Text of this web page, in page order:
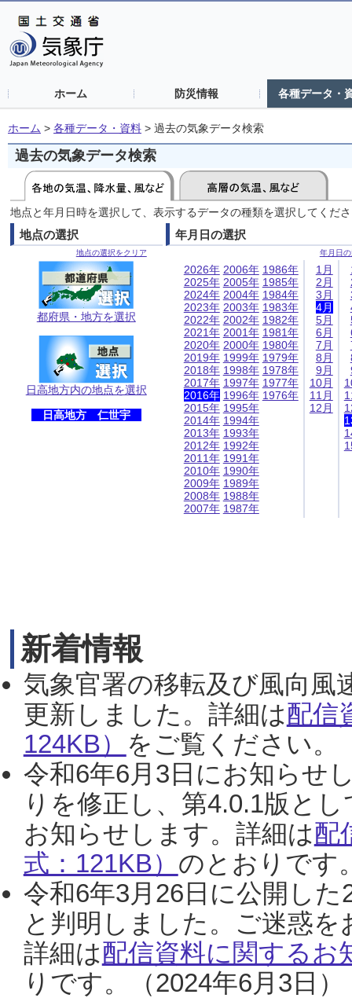
ホーム 防災情報 各種データ・
ホーム > 各種データ・資料 > 過去の気象データ検索
過去の気象データ検索
地点と年月日時を選択して、表示するデータの種類を選択してくだ
地点の選択
地点の選択をクリア
都府県・地方を選択
日高地方内の地点を選択
日高地方 仁世宇
年月日の選択
年月日
2026年
2025年
2024年
2023年
2022年
2021年
2020年
2019年
2018年
2017年
2016年
2015年
2014年
2013年
2012年
2011年
2010年
2009年
2008年
2007年
2006年
2005年
2004年
2003年
2002年
2001年
2000年
1999年
1998年
1997年
1996年
1995年
1994年
1993年
1992年
1991年
1990年
1989年
1988年
1987年
1986年
1985年
1984年
1983年
1982年
1981年
1980年
1979年
1978年
1977年
1976年
1月
2月
3月
4月
5月
6月
7月
8月
9月
10月
11月
12月
新着情報
気象官署の移転及び風向風
更新しました。詳細は配信
124KB） をご覧ください。
令和6年6月3日にお知らせ
りを修正し、第4.0.1版と
お知らせします。詳細は配
式：121KB） のとおりです
令和6年3月26日に公開し
と判明しました。ご迷惑
詳細は配信資料に関するお
りです。（2024年6月3日）